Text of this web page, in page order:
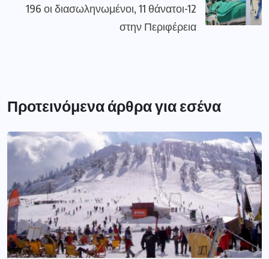
196 οι διασωληνωμένοι, 11 θάνατοι-12
στην Περιφέρεια
Προτεινόμενα άρθρα για εσένα